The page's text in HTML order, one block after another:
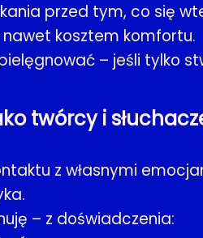
przed tym, co się
kosztem komfortu.
– jeśli tylko
twórcy i
z własnymi
– z doświadczenia: